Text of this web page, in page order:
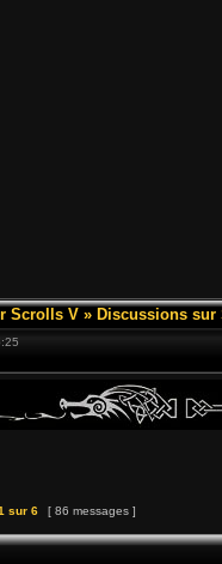
Scrolls V » Discussions sur
sur 6 [ 86 messages ]